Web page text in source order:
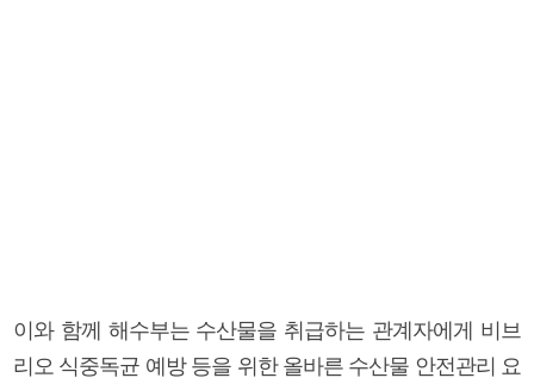
이와 함께 해수부는 수산물을 취급하는 관계자에게 비브
리오 식중독균 예방 등을 위한 올바른 수산물 안전관리 요